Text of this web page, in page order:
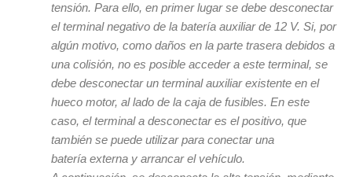
tensión. Para ello, en primer lugar se debe desconectar
el terminal negativo de la batería auxiliar de 12 V. Si, por
algún motivo, como daños en la parte trasera debidos a
una colisión, no es posible acceder a este terminal, se
debe desconectar un terminal auxiliar existente en el
hueco motor, al lado de la caja de fusibles. En este
caso, el terminal a desconectar es el positivo, que
también se puede utilizar para conectar una
batería externa y arrancar el vehículo.